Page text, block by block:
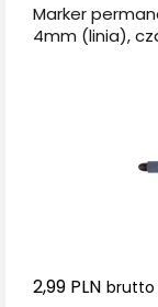
Marker
4mm (linia),
2,99 PLN brutto